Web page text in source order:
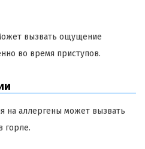
вызвать ощущение
во время приступов.
на аллергены может вызвать
горле.